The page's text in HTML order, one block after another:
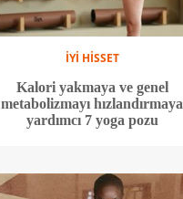
İYİ HİSSET
Kalori yakmaya ve genel
metabolizmayı hızlandırmaya
yardımcı 7 yoga pozu